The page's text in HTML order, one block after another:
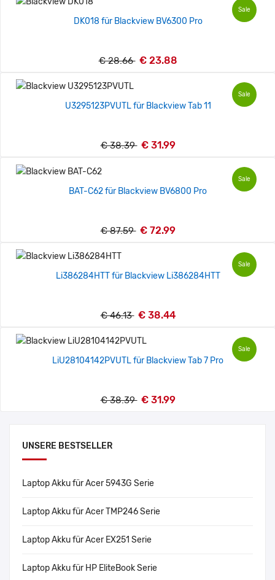
UNSERE BESTSELLER
Laptop Akku für Acer 5943G Serie
Laptop Akku für Acer TMP246 Serie
Laptop Akku für Acer EX251 Serie
Laptop Akku für HP EliteBook Serie
Sale
DK018 für Blackview BV6300 Pro
€ 28.66 € 23.88
Sale
U3295123PVUTL für Blackview Tab 11
€ 38.39 € 31.99
Sale
BAT-C62 für Blackview BV6800 Pro
€ 87.59 € 72.99
Sale
Li386284HTT für Blackview Li386284HTT
€ 46.13 € 38.44
Sale
LiU28104142PVUTL für Blackview Tab 7 Pro
€ 38.39 € 31.99